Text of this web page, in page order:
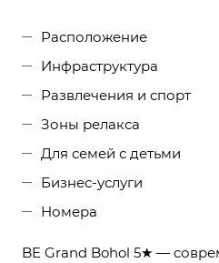
Расположение
Инфраструктура
Развлечения и спорт
Зоны релакса
Для семей с детьми
Бизнес-услуги
Номера
BE Grand Bohol 5★ —